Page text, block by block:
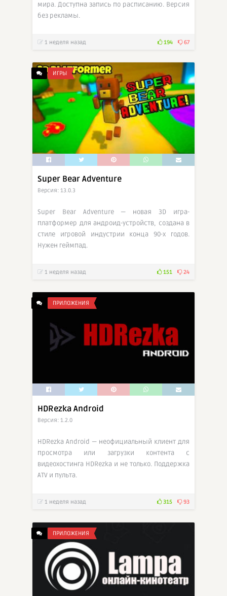
мира. Доступна запись по расписанию. Версия
без рекламы.
1 неделя назад 194 67
ИГРЫ
Super Bear Adventure
Версия: 13.0.3
Super Bear Adventure — новая 3D игра-
платформер для андроид-устройств, создана в
стиле игровой индустрии конца 90-х годов.
Нужен геймпад.
1 неделя назад 151 24
ПРИЛОЖЕНИЯ
HDRezka Android
Версия: 1.2.0
HDRezka Android — неофициальный клиент для
просмотра или загрузки контента с
видеохостинга HDRezka и не только. Поддержка
ATV и пульта.
1 неделя назад 315 93
ПРИЛОЖЕНИЯ